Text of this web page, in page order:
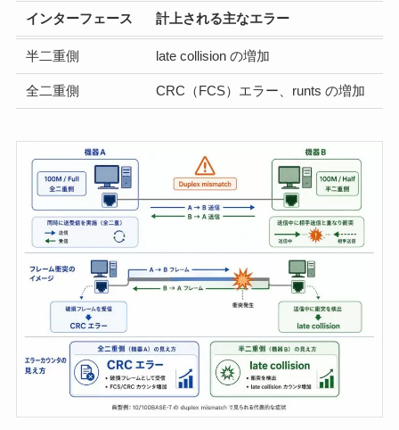
インターフェース 計上される主なエラー
半二重側 late collision の増加
全二重側 CRC（FCS）エラー、runts の増加